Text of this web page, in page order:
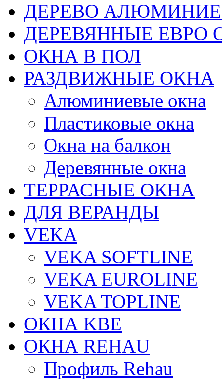
ДЕРЕВО
ДЕРЕВЯННЫЕ ЕВРО
ОКНА В ПОЛ
РАЗДВИЖНЫЕ ОКНА
Алюминиевые окна
Пластиковые окна
Окна на балкон
Деревянные окна
ТЕРРАСНЫЕ ОКНА
ДЛЯ ВЕРАНДЫ
VEKA
VEKA SOFTLINE
VEKA EUROLINE
VEKA TOPLINE
ОКНА KBE
ОКНА REHAU
Профиль Rehau